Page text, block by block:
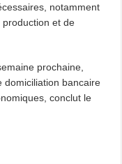
notamment
et de
prochaine,
domiciliation bancaire
conclut le